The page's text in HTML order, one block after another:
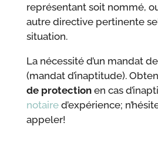
représentant soit nommé,
autre directive pertinente
situation.
La nécessité d’un mandat
(mandat d’inaptitude).
de protectionen cas
notaired’expérience;
appeler!